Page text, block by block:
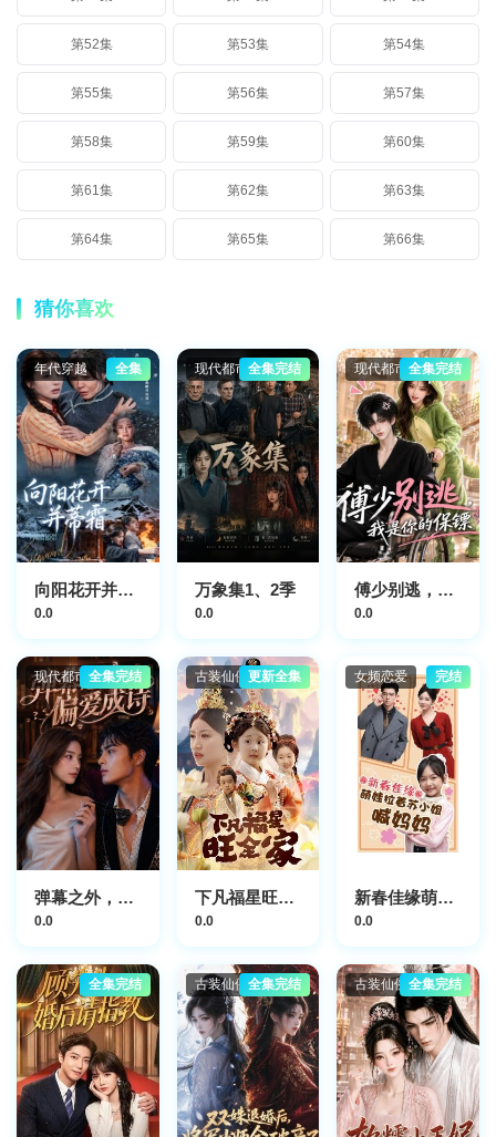
第52集 第53集 第54集
第55集 第56集 第57集
第58集 第59集 第60集
第61集 第62集 第63集
第64集 第65集 第66集
猜你喜欢
年代穿越 全集
向阳花开并蒂霜
0.0
现代都市 全集完结
万象集1、2季
0.0
现代都市 全集完结
傅少别逃，我是你的保镖
0.0
现代都市 全集完结
弹幕之外，偏爱成诗
0.0
古装仙侠 更新全集
下凡福星旺全家
0.0
女频恋爱 完结
新春佳缘萌娃拉着苏小姐喊妈妈
0.0
全集完结 古装仙侠 全集完结 古装仙侠 全集完结